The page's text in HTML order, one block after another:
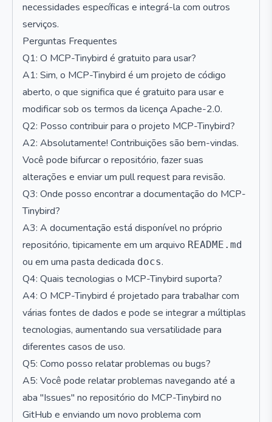
necessidades específicas e integrá-la com outros
serviços.
Perguntas Frequentes
Q1: O MCP-Tinybird é gratuito para usar?
A1: Sim, o MCP-Tinybird é um projeto de código
aberto, o que significa que é gratuito para usar e
modificar sob os termos da licença Apache-2.0.
Q2: Posso contribuir para o projeto MCP-Tinybird?
A2: Absolutamente! Contribuições são bem-vindas.
Você pode bifurcar o repositório, fazer suas
alterações e enviar um pull request para revisão.
Q3: Onde posso encontrar a documentação do MCP-
Tinybird?
A3: A documentação está disponível no próprio
repositório, tipicamente em um arquivo README.md
ou em uma pasta dedicada docs.
Q4: Quais tecnologias o MCP-Tinybird suporta?
A4: O MCP-Tinybird é projetado para trabalhar com
várias fontes de dados e pode se integrar a múltiplas
tecnologias, aumentando sua versatilidade para
diferentes casos de uso.
Q5: Como posso relatar problemas ou bugs?
A5: Você pode relatar problemas navegando até a
aba "Issues" no repositório do MCP-Tinybird no
GitHub e enviando um novo problema com